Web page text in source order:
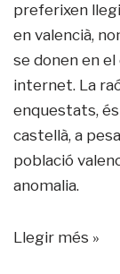
preferixen
en valencià,
se donen en
internet. La
enquestats,
castellà, a
població
anomalia.
Llegir més »